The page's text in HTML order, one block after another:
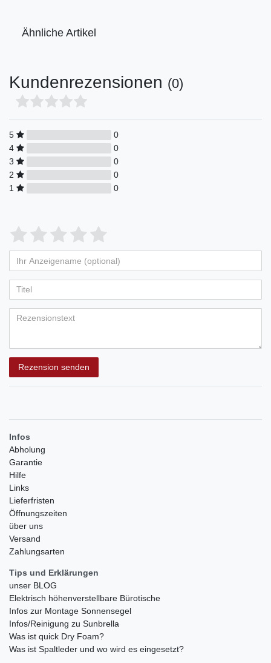
Ähnliche Artikel
Kundenrezensionen (0)
5
0
4
0
3
0
2
0
1
0
Bewertungssterne
von
5
Bewertungssternen
4
von
5
Bewertungssternen
3
von
5
Bewertungssternen
2
von
5
Bewertungssternen
1
von
5
Bewertungssternen
Anzeigename
(optional)
Rezension senden
Infos
Abholung
Garantie
Hilfe
Links
Lieferfristen
Öffnungszeiten
über uns
Versand
Zahlungsarten
Tips und Erklärungen
unser BLOG
Elektrisch höhenverstellbare Bürotische
Infos zur Montage Sonnensegel
Infos/Reinigung zu Sunbrella
Was ist quick Dry Foam?
Was ist Spaltleder und wo wird es eingesetzt?